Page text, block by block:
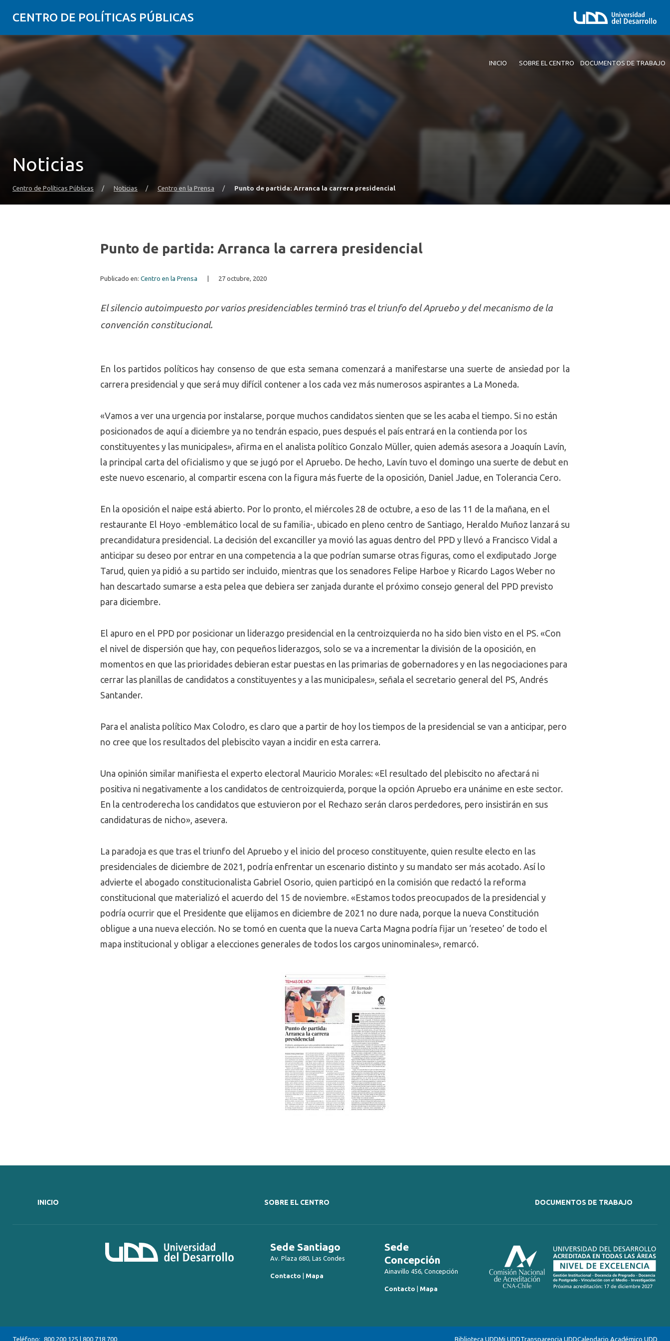
CENTRO DE POLÍTICAS PÚBLICAS
INICIO SOBRE EL CENTRO DOCUMENTOS DE TRABAJO
Noticias
Centro de Políticas Públicas / Noticias / Centro en la Prensa / Punto de partida: Arranca la carrera presidencial
Punto de partida: Arranca la carrera presidencial
Publicado en: Centro en la Prensa 27 octubre, 2020
El silencio autoimpuesto por varios presidenciables terminó tras el triunfo del Apruebo y del mecanismo de la
convención constitucional.
En los partidos políticos hay consenso de que esta semana comenzará a manifestarse una suerte de ansiedad por la
carrera presidencial y que será muy difícil contener a los cada vez más numerosos aspirantes a La Moneda.
«Vamos a ver una urgencia por instalarse, porque muchos candidatos sienten que se les acaba el tiempo. Si no están
posicionados de aquí a diciembre ya no tendrán espacio, pues después el país entrará en la contienda por los
constituyentes y las municipales», afirma en el analista político Gonzalo Müller, quien además asesora a Joaquín Lavín,
la principal carta del oficialismo y que se jugó por el Apruebo. De hecho, Lavín tuvo el domingo una suerte de debut en
este nuevo escenario, al compartir escena con la figura más fuerte de la oposición, Daniel Jadue, en Tolerancia Cero.
En la oposición el naipe está abierto. Por lo pronto, el miércoles 28 de octubre, a eso de las 11 de la mañana, en el
restaurante El Hoyo -emblemático local de su familia-, ubicado en pleno centro de Santiago, Heraldo Muñoz lanzará su
precandidatura presidencial. La decisión del excanciller ya movió las aguas dentro del PPD y llevó a Francisco Vidal a
anticipar su deseo por entrar en una competencia a la que podrían sumarse otras figuras, como el exdiputado Jorge
Tarud, quien ya pidió a su partido ser incluido, mientras que los senadores Felipe Harboe y Ricardo Lagos Weber no
han descartado sumarse a esta pelea que debiera ser zanjada durante el próximo consejo general del PPD previsto
para diciembre.
El apuro en el PPD por posicionar un liderazgo presidencial en la centroizquierda no ha sido bien visto en el PS. «Con
el nivel de dispersión que hay, con pequeños liderazgos, solo se va a incrementar la división de la oposición, en
momentos en que las prioridades debieran estar puestas en las primarias de gobernadores y en las negociaciones para
cerrar las planillas de candidatos a constituyentes y a las municipales», señala el secretario general del PS, Andrés
Santander.
Para el analista político Max Colodro, es claro que a partir de hoy los tiempos de la presidencial se van a anticipar, pero
no cree que los resultados del plebiscito vayan a incidir en esta carrera.
Una opinión similar manifiesta el experto electoral Mauricio Morales: «El resultado del plebiscito no afectará ni
positiva ni negativamente a los candidatos de centroizquierda, porque la opción Apruebo era unánime en este sector.
En la centroderecha los candidatos que estuvieron por el Rechazo serán claros perdedores, pero insistirán en sus
candidaturas de nicho», asevera.
La paradoja es que tras el triunfo del Apruebo y el inicio del proceso constituyente, quien resulte electo en las
presidenciales de diciembre de 2021, podría enfrentar un escenario distinto y su mandato ser más acotado. Así lo
advierte el abogado constitucionalista Gabriel Osorio, quien participó en la comisión que redactó la reforma
constitucional que materializó el acuerdo del 15 de noviembre. «Estamos todos preocupados de la presidencial y
podría ocurrir que el Presidente que elijamos en diciembre de 2021 no dure nada, porque la nueva Constitución
obligue a una nueva elección. No se tomó en cuenta que la nueva Carta Magna podría fijar un ‘reseteo’ de todo el
mapa institucional y obligar a elecciones generales de todos los cargos uninominales», remarcó.
INICIO SOBRE EL CENTRO DOCUMENTOS DE TRABAJO
Sede Santiago
Av. Plaza 680, Las Condes
Contacto Mapa
Sede
Concepción
Ainavillo 456, Concepción
Contacto Mapa
Teléfono: 800 200 125 800 718 700 Biblioteca UDDMi UDDTransparencia UDDCalendario Académico UDD